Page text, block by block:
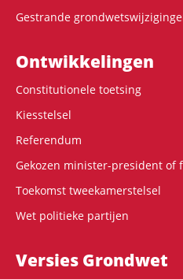
Gestrande
Ontwikke­lingen
Constitutionele toetsing
Kiesstelsel
Referendum
Gekozen minister-president of
Toekomst tweekamerstelsel
Wet politieke partijen
Versies Grondwet